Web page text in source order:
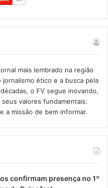
mais lembrado na região
ético e a busca pela
o FV segue inovando,
valores fundamentais:
a missão de bem informar.​
confirmam presença no 1º